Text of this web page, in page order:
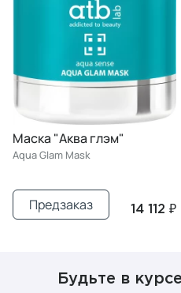
Маска "Аква глэм"
Aqua Glam Mask
14 112 ₽
Предзаказ
Будьте в